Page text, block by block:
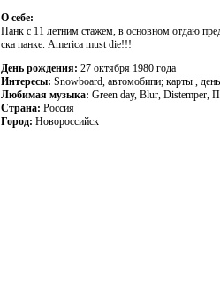
О себе:
Панк с 11 летним стажем, в основном отдаю
ска панке. America must die!!!
День рождения: 27 октября 1980 года
Интересы: Snowboard, автомобипи; карты ,
Любимая музыка: Green day, Blur, Distemper,
Страна: Россия
Город: Новороссийск